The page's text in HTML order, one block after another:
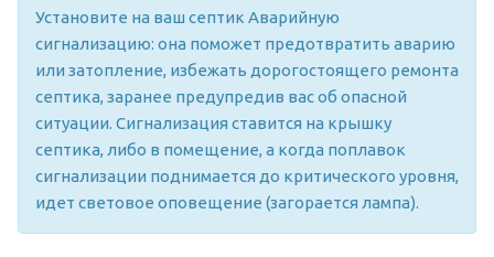
Установите на ваш септик Аварийную
сигнализацию: она поможет предотвратить аварию
или затопление, избежать дорогостоящего ремонта
септика, заранее предупредив вас об опасной
ситуации. Сигнализация ставится на крышку
септика, либо в помещение, а когда поплавок
сигнализации поднимается до критического уровня,
идет световое оповещение (загорается лампа).